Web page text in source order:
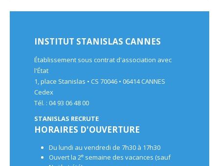
INSTITUT STANISLAS CANNES
Établissement sous contrat d'association avec
l'État
1, place Stanislas • CS 70046 • 06414 CANNES
Cedex
Tél. : 04 93 06 48 00
STANISLAS RECRUTE
HORAIRES D'OUVERTURE
Du lundi au vendredi de 7h30 à 17h30
Ouvert la 2e semaine des vacances (sauf